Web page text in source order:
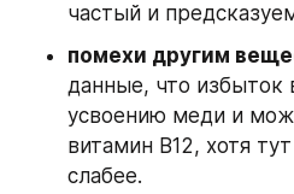
частый и
помехи другим
данные, что избыток
усвоению меди и
витамин B12, хотя
слабее.